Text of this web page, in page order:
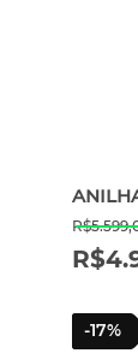
PILATES
R$
R$
-17%